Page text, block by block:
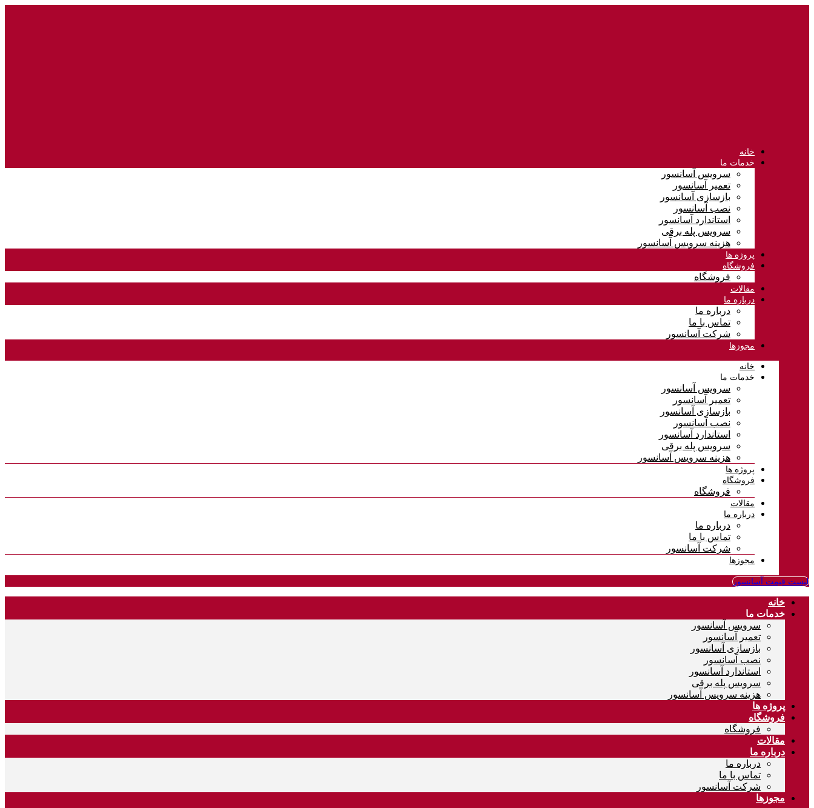
خانه
خدمات ما
سرویس آسانسور
تعمیر آسانسور
بازسازی آسانسور
نصب آسانسور
استاندارد آسانسور
سرویس پله برقی
هزینه سرویس آسانسور
پروژه ها
فروشگاه
فروشگاه
مقالات
درباره ما
درباره ما
تماس با ما
شرکت آسانسور
مجوزها
خانه
خدمات ما
سرویس آسانسور
تعمیر آسانسور
بازسازی آسانسور
نصب آسانسور
استاندارد آسانسور
سرویس پله برقی
هزینه سرویس آسانسور
پروژه ها
فروشگاه
فروشگاه
مقالات
درباره ما
درباره ما
تماس با ما
شرکت آسانسور
مجوزها
لیست قیمت آسانسور
خانه
خدمات ما
سرویس آسانسور
تعمیر آسانسور
بازسازی آسانسور
نصب آسانسور
استاندارد آسانسور
سرویس پله برقی
هزینه سرویس آسانسور
پروژه ها
فروشگاه
فروشگاه
مقالات
درباره ما
درباره ما
تماس با ما
شرکت آسانسور
مجوزها